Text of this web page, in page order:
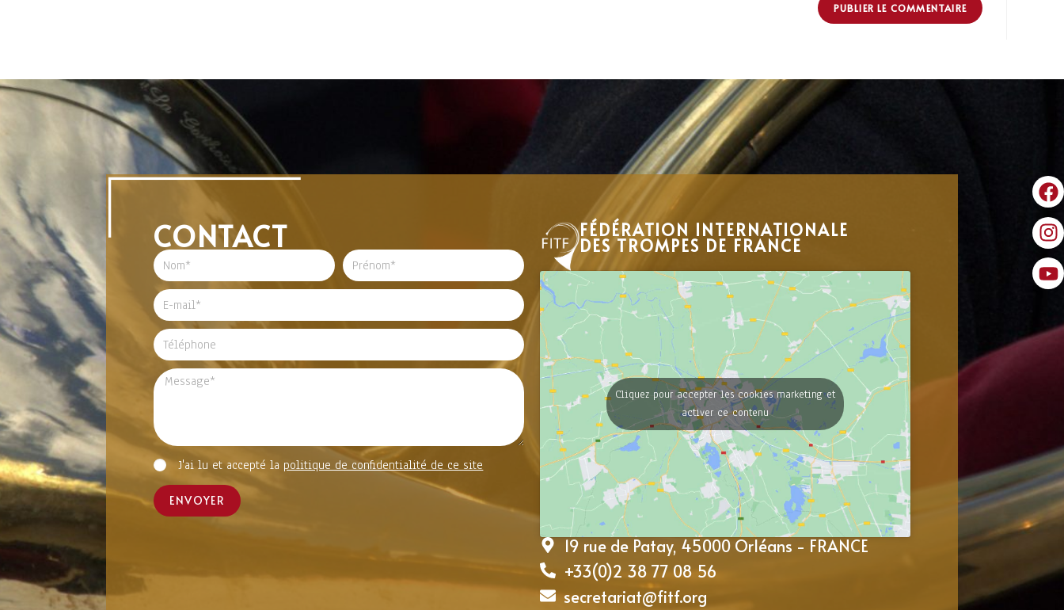
CONTACT
J'ai lu et accepté la politique de confidentialité de ce site
ENVOYER
FÉDÉRATION INTERNATIONALE
DES TROMPES DE FRANCE
Cliquez pour accepter les cookies marketing et
activer ce contenu
19 rue de Patay, 45000 Orléans - FRANCE
+33(0)2 38 77 08 56
secretariat@fitf.org